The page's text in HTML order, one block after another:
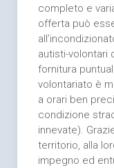
completo e
offerta può
autisti-volontari
fornitura
volontariato è
a orari ben
condizione
innevate).
territorio, alla
impegno ed